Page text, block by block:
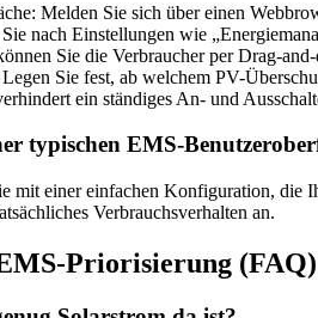
Melden Sie sich über einen
nach Einstellungen wie
Sie die Verbraucher per Drag-
Sie fest, ab welchem PV-
ein ständiges An- und
typischen EMS-
mit einer einfachen Konfiguration, die
Verbrauchsverhalten an.
Priorisierung (FAQ)